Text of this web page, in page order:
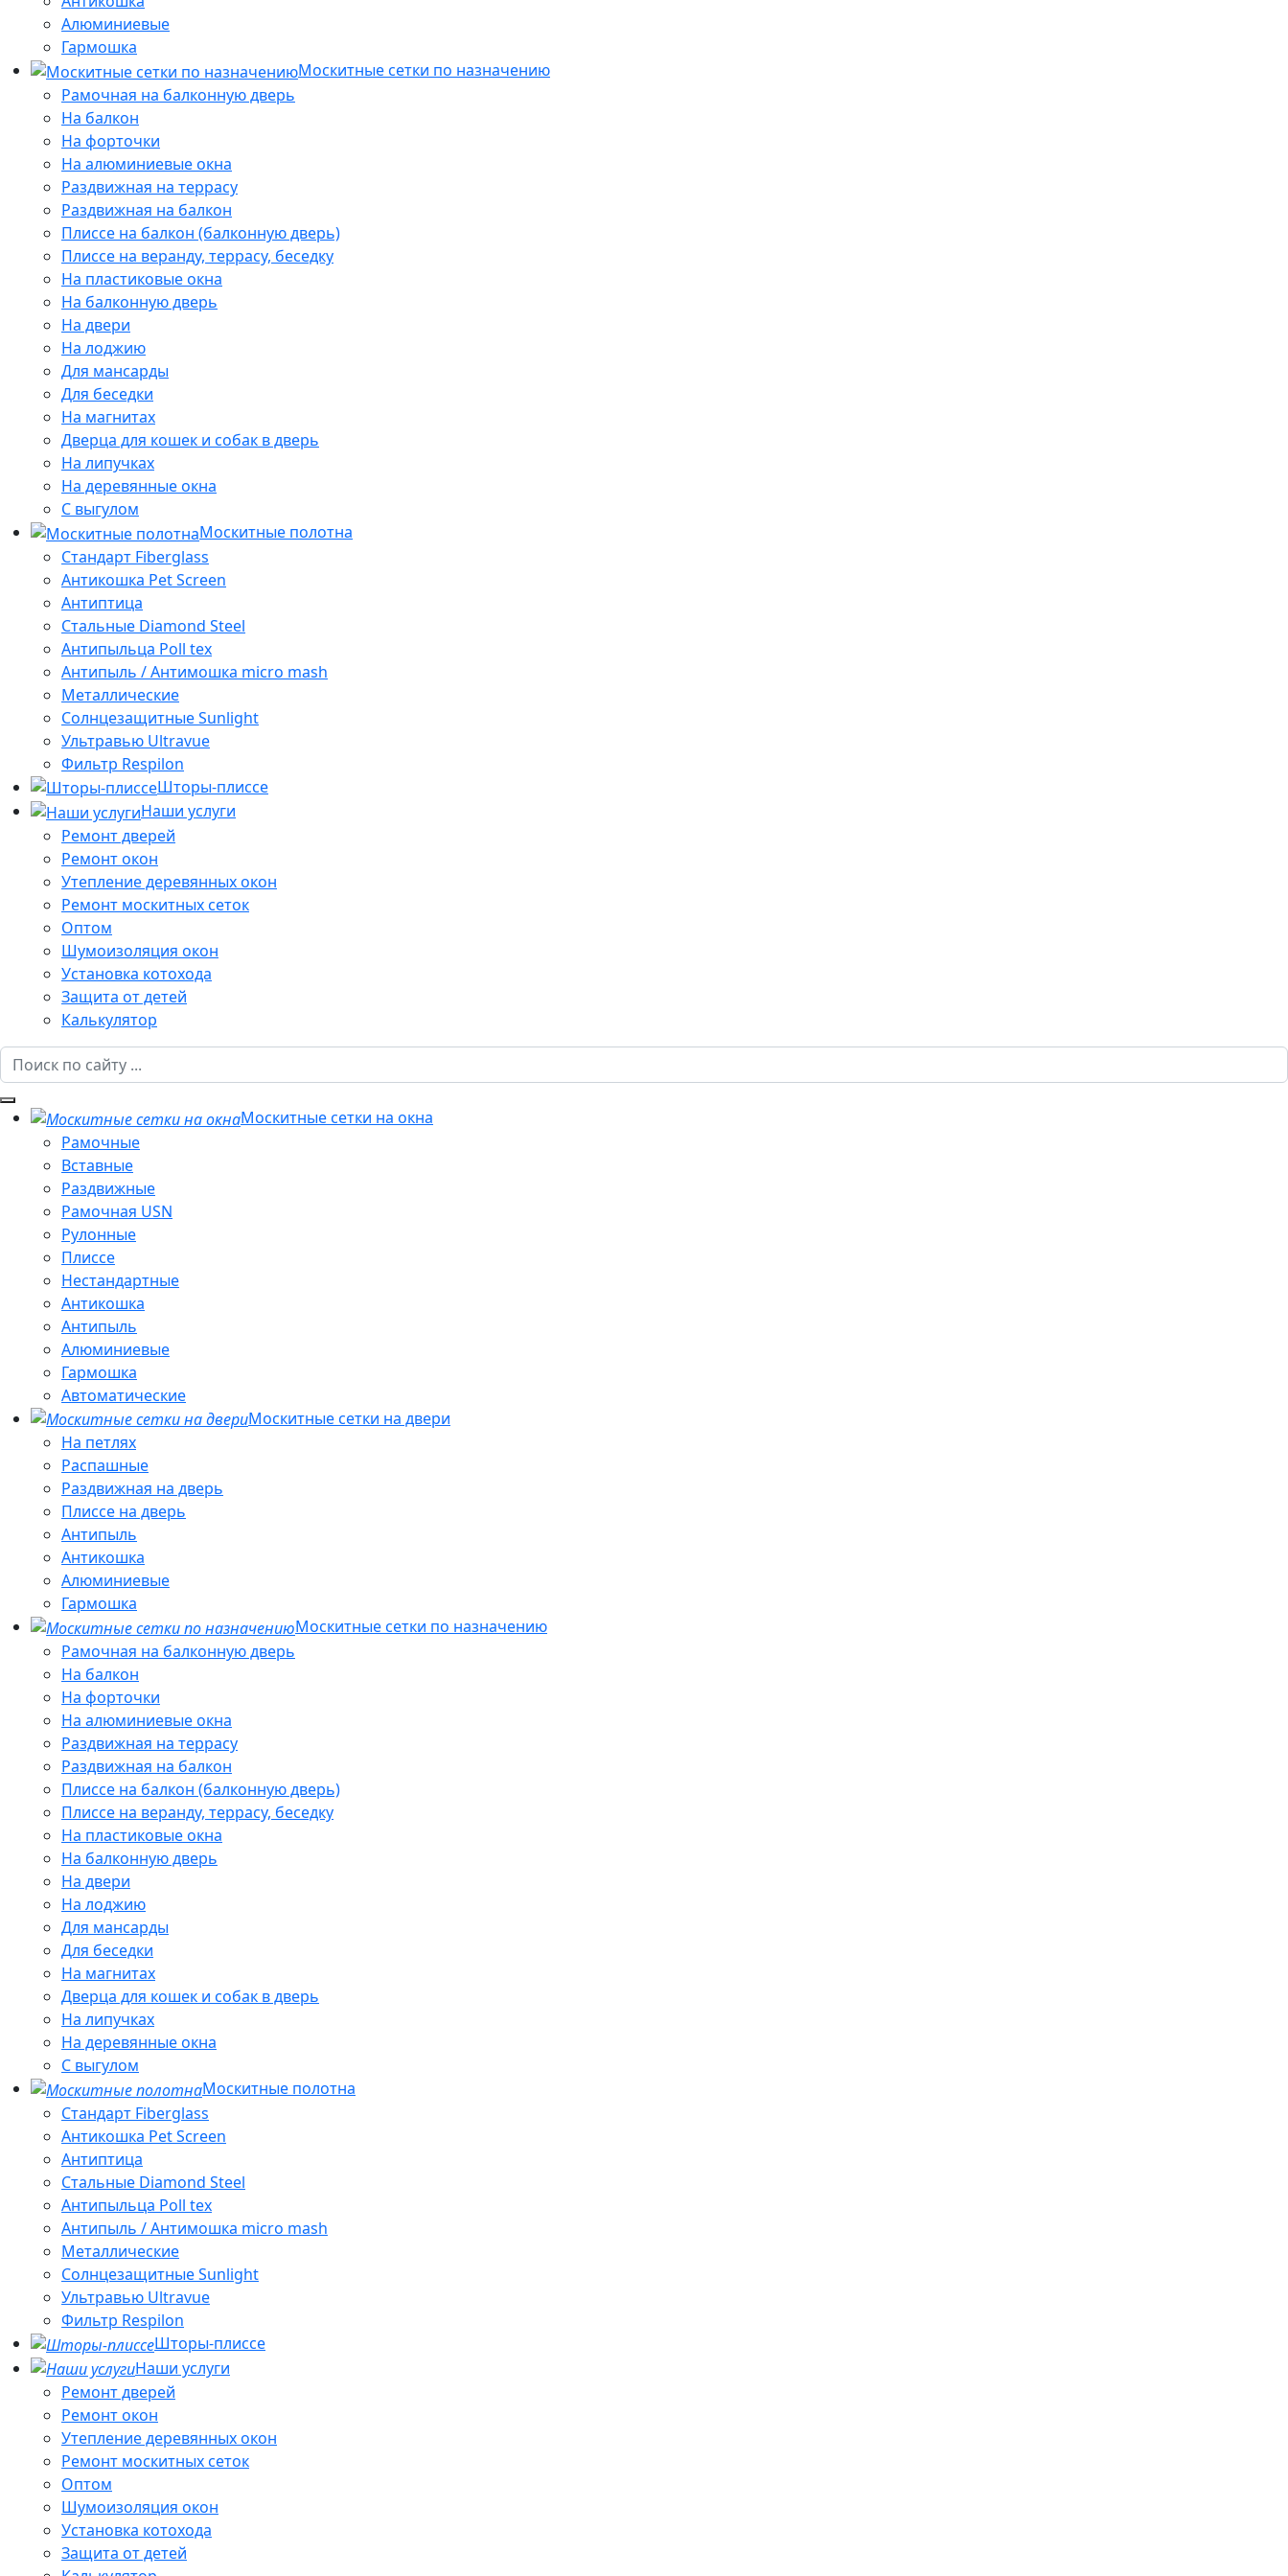
Алюминиевые
Гармошка
Москитные сетки по назначению
Рамочная на балконную дверь
На балкон
На форточки
На алюминиевые окна
Раздвижная на террасу
Раздвижная на балкон
Плиссе на балкон (балконную дверь)
Плиссе на веранду, террасу, беседку
На пластиковые окна
На балконную дверь
На двери
На лоджию
Для мансарды
Для беседки
На магнитах
Дверца для кошек и собак в дверь
На липучках
На деревянные окна
С выгулом
Москитные полотна
Стандарт Fiberglass
Антикошка Pet Screen
Антиптица
Стальные Diamond Steel
Антипыльца Poll tex
Антипыль / Антимошка micro mash
Металлические
Солнцезащитные Sunlight
Ультравью Ultravue
Фильтр Respilon
Шторы-плиссе
Наши услуги
Ремонт дверей
Ремонт окон
Утепление деревянных окон
Ремонт москитных сеток
Оптом
Шумоизоляция окон
Установка котохода
Защита от детей
Калькулятор
Москитные сетки на окна
Рамочные
Вставные
Раздвижные
Рамочная USN
Рулонные
Плиссе
Нестандартные
Антикошка
Антипыль
Алюминиевые
Гармошка
Автоматические
Москитные сетки на двери
На петлях
Распашные
Раздвижная на дверь
Плиссе на дверь
Антипыль
Антикошка
Алюминиевые
Гармошка
Москитные сетки по назначению
Рамочная на балконную дверь
На балкон
На форточки
На алюминиевые окна
Раздвижная на террасу
Раздвижная на балкон
Плиссе на балкон (балконную дверь)
Плиссе на веранду, террасу, беседку
На пластиковые окна
На балконную дверь
На двери
На лоджию
Для мансарды
Для беседки
На магнитах
Дверца для кошек и собак в дверь
На липучках
На деревянные окна
С выгулом
Москитные полотна
Стандарт Fiberglass
Антикошка Pet Screen
Антиптица
Стальные Diamond Steel
Антипыльца Poll tex
Антипыль / Антимошка micro mash
Металлические
Солнцезащитные Sunlight
Ультравью Ultravue
Фильтр Respilon
Шторы-плиссе
Наши услуги
Ремонт дверей
Ремонт окон
Утепление деревянных окон
Ремонт москитных сеток
Оптом
Шумоизоляция окон
Установка котохода
Защита от детей